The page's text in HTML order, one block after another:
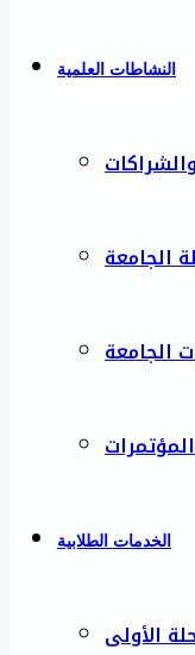
النشاطات العلمية
الجامعة
الجامعة
المؤتمرات
الخدمات الطلابية
الأولى